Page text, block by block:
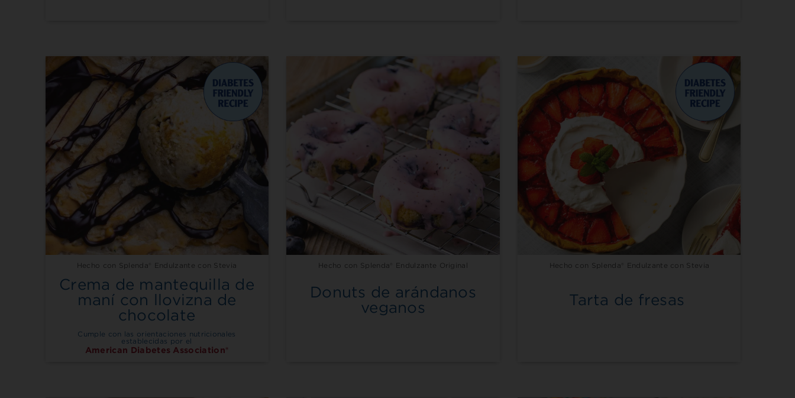
Hecho con Splenda® Endulzante con Stevia
Crema de mantequilla de
maní con llovizna de
chocolate
Cumple con las orientaciones nutricionales
establecidas por el
American Diabetes Association®
Hecho con Splenda® Endulzante Original
Donuts de arándanos
veganos
Hecho con Splenda® Endulzante con Stevia
Tarta de fresas